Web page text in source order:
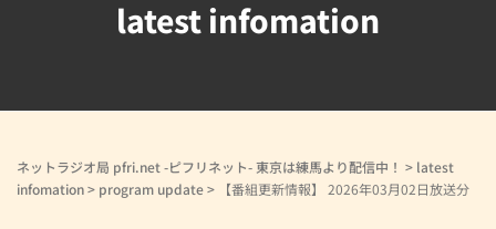
latest infomation
ネットラジオ局 pfri.net -ピフリネット- 東京は練馬より配信中！ > latest
infomation> program update> 【番組更新情報】 2026年03月02日放送分